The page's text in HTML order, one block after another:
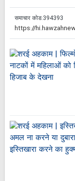
समाचार कोड:394393